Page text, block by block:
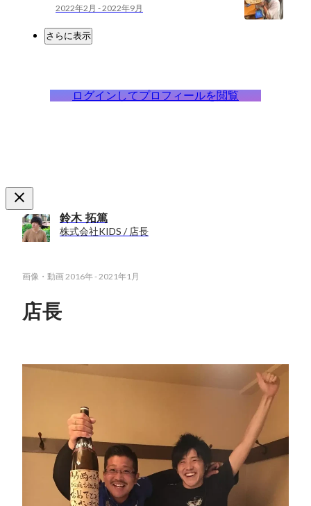
2022年2月 -2022年9月
さらに表示
ログインしてプロフィールを閲覧
鈴木 拓篤
株式会社KIDS / 店長
画像・動画2016年-2021年1月
店長